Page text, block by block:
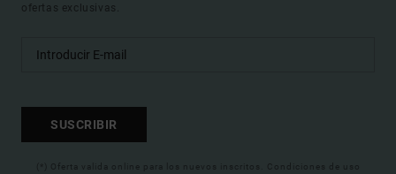
ofertas exclusivas.
SUSCRIBIR
(*) Oferta valida online para los nuevos inscritos. Condiciones de uso